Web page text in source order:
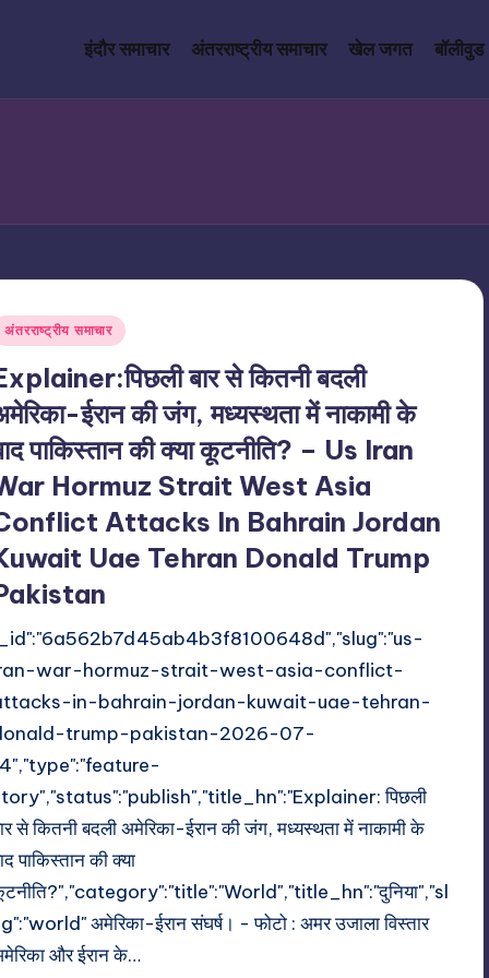
इंदौर समाचार अंतरराष्ट्रीय समाचार खेल जगत बॉलीवुड
अंतरराष्ट्रीय समाचार
बार से कितनी बदली
ईरान की जंग, मध्यस्थता में नाकामी के
पाकिस्तान की क्या कूटनीति? – Us Iran
Hormuz Strait West Asia
Attacks In Bahrain Jordan
Uae Tehran Donald Trump
war-hormuz-strait-west-asia-conflict-
in-bahrain-jordan-kuwait-uae-tehran-
trump-pakistan-2026-07-
पिछली
से कितनी बदली अमेरिका-ईरान की जंग, मध्यस्थता में नाकामी के
पाकिस्तान की क्या
अमेरिका-ईरान संघर्ष। - फोटो : अमर उजाला विस्तार
और ईरान के…